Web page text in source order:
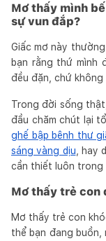
Mơ thấy mình
sự vun đắp?
Giấc mơ này
bạn rằng thứ mình
đều đặn, chứ
Trong đời sống
đầu chăm chút lại
ghế bập bênh thư
sáng vàng dịu , hay
cần thiết luôn trong
Mơ thấy trẻ con
Mơ thấy trẻ con
thể bạn đang